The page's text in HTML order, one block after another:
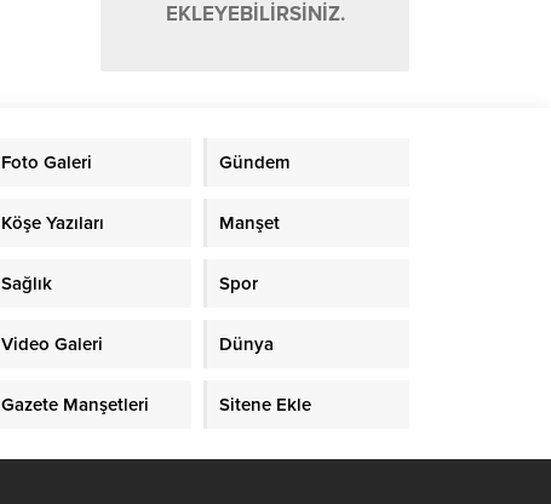
EKLEYEBİLİRSİNİZ.
Foto Galeri Gündem
Köşe Yazıları Manşet
Sağlık Spor
Video Galeri Dünya
Gazete Manşetleri Sitene Ekle